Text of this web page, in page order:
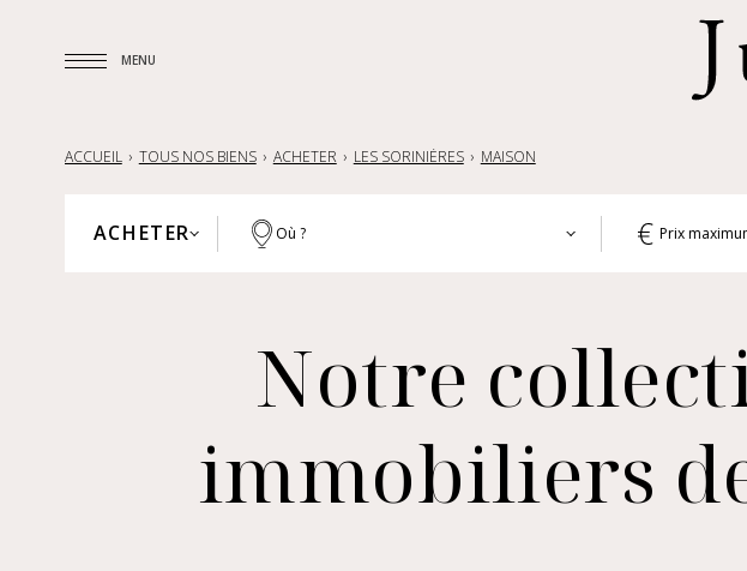
MENU
ACCUEIL TOUS NOS BIENS ACHETER LES SORINIÈRES MAISON
ACHETER Où ?
YVELINES
RÉGION PARISIENNE
NANTES — LA BAULE — PORNIC
FRANCE
Prix
Notre
immobiliers